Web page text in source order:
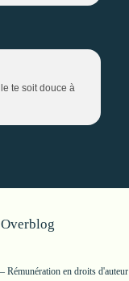
te soit douce à
Overblog
Rémunération en droits d'auteur